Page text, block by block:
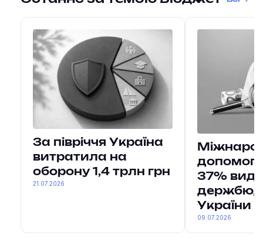
За півріччя Україна
витратила на
оборону 1,4 трлн грн
21.07.2026
37%
України
09.07.2026